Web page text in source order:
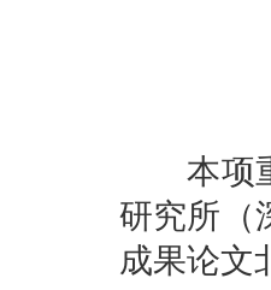
本项重
研究所（
成果论文